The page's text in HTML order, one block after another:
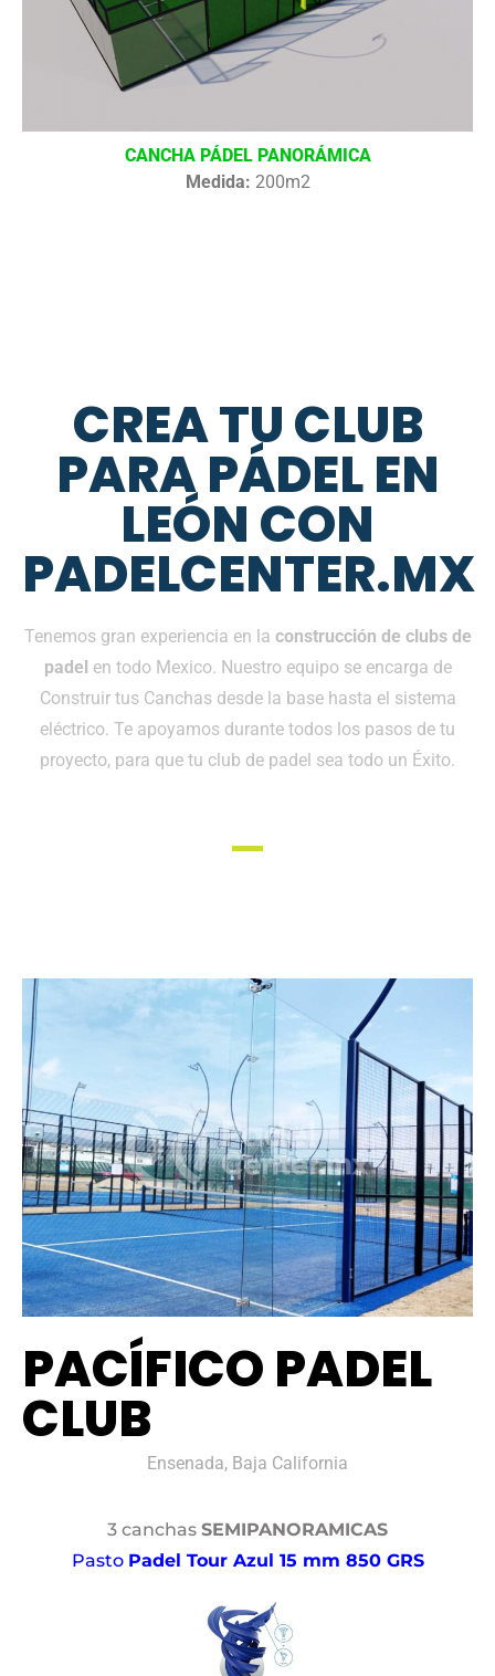
CANCHA PÁDEL PANORÁMICA
Medida: 200m2
CREA TU CLUB
PARA PÁDEL EN
LEÓN CON
PADELCENTER.MX
Tenemos gran experiencia en la construcción de clubs de
padel en todo Mexico. Nuestro equipo se encarga de
Construir tus Canchas desde la base hasta el sistema
eléctrico. Te apoyamos durante todos los pasos de tu
proyecto, para que tu club de padel sea todo un Éxito.
PACÍFICO PADEL
CLUB
Ensenada, Baja California
3 canchas SEMIPANORAMICAS
Pasto Padel Tour Azul 15 mm 850 GRS